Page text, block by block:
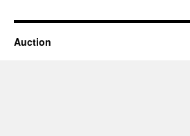
Auction